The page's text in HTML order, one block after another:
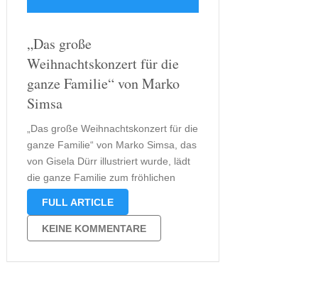
„Das große
Weihnachtskonzert für die
ganze Familie“ von Marko
Simsa
„Das große Weihnachtskonzert für die
ganze Familie“ von Marko Simsa, das
von Gisela Dürr illustriert wurde, lädt
die ganze Familie zum fröhlichen
Mitsingen und Musizieren ein. Dabei
Weihnachtskonzert zu einem echten
Erlebnis werden zu lassen. In einer
Mischung aus altbekannten …
FULL ARTICLE
KEINE KOMMENTARE